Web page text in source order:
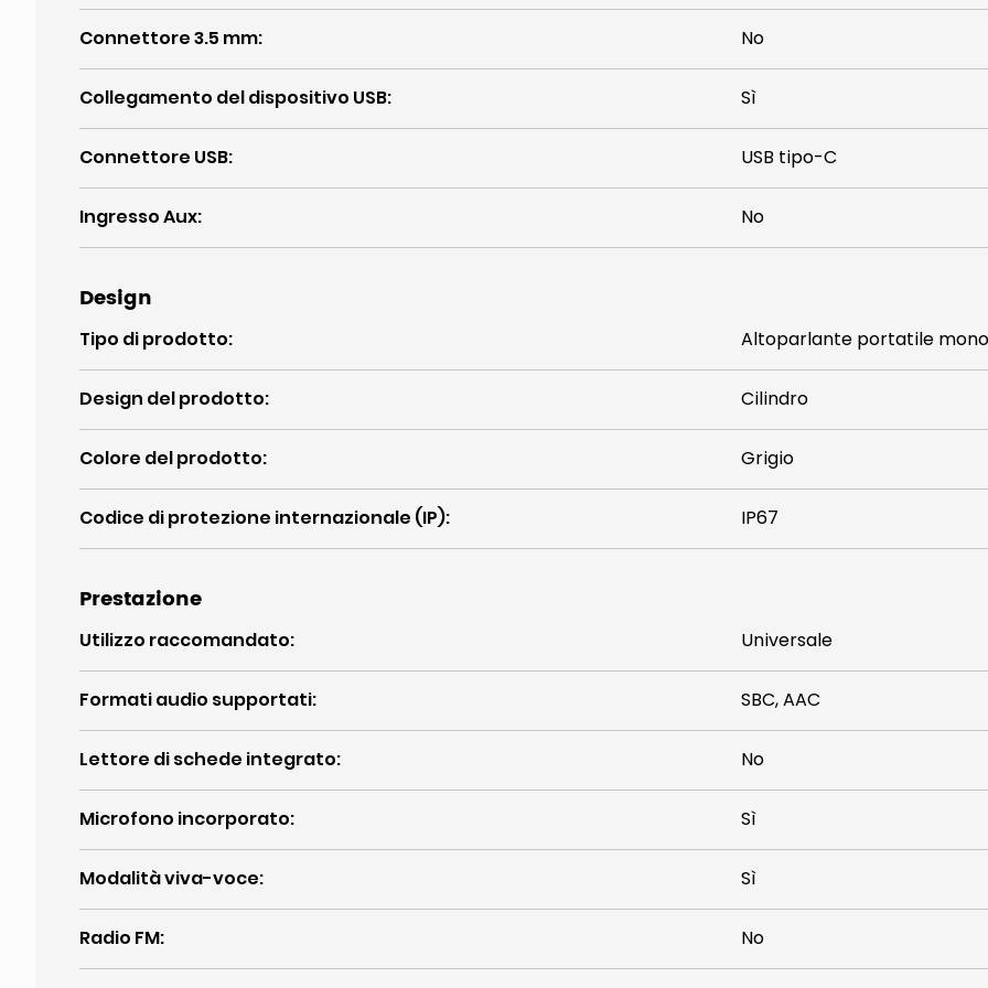
Connettore 3.5 mm: No
Collegamento del dispositivo USB: Sì
Connettore USB: USB tipo-C
Ingresso Aux: No
Design
Tipo di prodotto: Altoparlante portatile mono
Design del prodotto: Cilindro
Colore del prodotto: Grigio
Codice di protezione internazionale (IP): IP67
Prestazione
Utilizzo raccomandato: Universale
Formati audio supportati: SBC, AAC
Lettore di schede integrato: No
Microfono incorporato: Sì
Modalità viva-voce: Sì
Radio FM: No